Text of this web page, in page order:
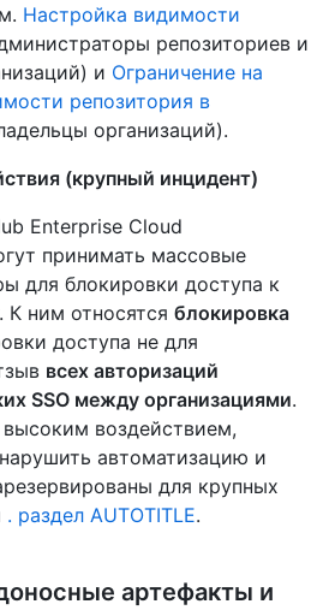
Настройка видимости
репозиториев и
и Ограничение на
репозитория в
организаций).
(крупный инцидент)
Enterprise Cloud
принимать массовые
для блокировки доступа к
К ним относятся блокировка
доступа не для
всех авторизаций
SSO между организациями.
воздействием,
автоматизацию и
для крупных
. раздел AUTOTITLE.
артефакты и